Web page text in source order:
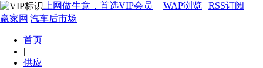
上网做生意，首选VIP会员 | | WAP浏览 | RSS订阅
赢家网|汽车后市场
首页
|
供应